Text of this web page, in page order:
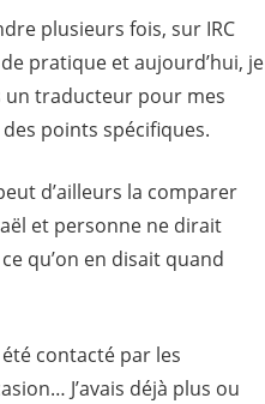
plusieurs fois, sur IRC
pratique et aujourd’hui, je
un traducteur pour mes
points spécifiques.
d’ailleurs la comparer
et personne ne dirait
qu’on en disait quand
été contacté par les
J’avais déjà plus ou